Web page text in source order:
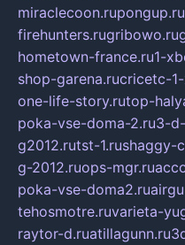
miraclecoon.rupongup.ru
firehunters.rugribowo.ru
hometown-france.ru1-
shop-garena.rucricetc-
one-life-story.rutop-
poka-vse-doma-2.ru3-
g2012.rutst-1.rushaggy-
g-2012.ruops-mgr.ru
poka-vse-doma2.ru
tehosmotre.ruvarieta-
raytor-d.ruatillagunn.ru